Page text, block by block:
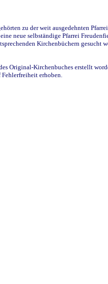
zu der weit ausgedehnten
neue selbständige Pfarrei
Kirchenbüchern gesucht
Original-Kirchenbuches erstellt
erhoben.